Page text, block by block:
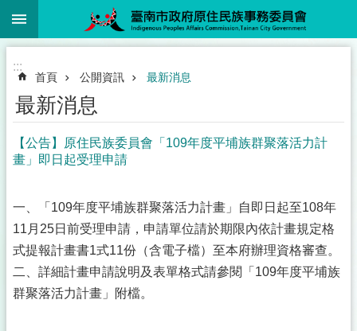
跳到主要內容區塊
:::
首頁 公開資訊 最新消息
最新消息
【公告】原住民族委員會「109年度平埔族群聚落活力計
畫」即日起受理申請
一、「109年度平埔族群聚落活力計畫」自即日起至108年
11月25日前受理申請，申請單位請於期限內依計畫規定格
式提報計畫書1式11份（含電子檔）至本府辦理資格審查。
二、詳細計畫申請說明及表單格式請參閱「109年度平埔族
群聚落活力計畫」附檔。